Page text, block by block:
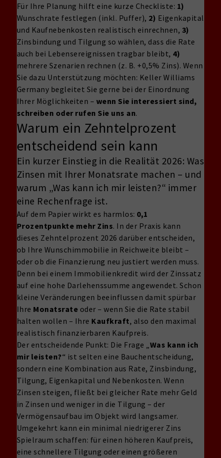
Für Ihre Planung hilft eine kurze Checkliste: 1)
Wunschrate festlegen (inkl. Puffer), 2) Eigenkapital
und Kaufnebenkosten realistisch einrechnen, 3)
Zinsbindung und Tilgung so wählen, dass die Rate
auch bei Lebensereignissen tragbar bleibt, 4)
mehrere Szenarien rechnen (z. B. +0,5% Zins). Wenn
Sie dazu Unterstützung möchten: Keller Williams
Germany begleitet Sie gerne bei der Einordnung
Ihrer Möglichkeiten – wenn Sie interessiert sind,
schreiben oder rufen Sie uns an.
Warum ein Zehntelprozent
entscheidend sein kann
Ein kurzer Einstieg in die Realität 2026: Was
Zinsen mit Ihrer Monatsrate machen – und
warum „Was kann ich mir leisten?“ immer
eine Rechenfrage ist.
Auf dem Papier wirkt es harmlos: 0,1
Prozentpunkte mehr Zins. In der Praxis kann
dieses Zehntelprozent 2026 darüber entscheiden,
ob Ihre Wunschimmobilie in Reichweite bleibt –
oder ob die Finanzierung neu justiert werden muss.
Denn bei einem Immobilienkredit wird der Zinssatz
auf eine hohe Darlehenssumme angewendet. Schon
kleine Veränderungen beeinflussen damit spürbar
Ihre Monatsrate oder – wenn Sie die Rate stabil
halten wollen – Ihre Kaufkraft, also den maximal
realistisch finanzierbaren Kaufpreis.
Der entscheidende Punkt: Die Frage „Was kann ich
mir leisten?“ ist selten eine Bauchentscheidung,
sondern eine Kombination aus Rate, Zinsbindung,
Tilgung, Eigenkapital und Nebenkosten. Wenn
Zinsen steigen, fließt bei gleicher Rate mehr Geld
in Zinsen und weniger in die Tilgung – der
Vermögensaufbau im Objekt wird langsamer.
Umgekehrt kann ein minimal niedrigerer Zins
Spielraum schaffen: für einen höheren Kaufpreis,
eine schnellere Tilgung oder einen größeren